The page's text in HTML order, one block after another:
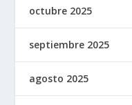
octubre 2025
septiembre 2025
agosto 2025